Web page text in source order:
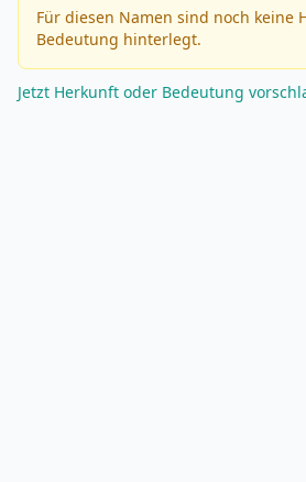
Für diesen Namen sind noch keine
Bedeutung hinterlegt.
Jetzt Herkunft oder Bedeutung